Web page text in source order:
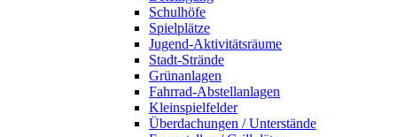
Schulhöfe
Spielplätze
Jugend-Aktivitätsräume
Stadt-Strände
Grünanlagen
Fahrrad-Abstellanlagen
Kleinspielfelder
Überdachungen / Unterstände